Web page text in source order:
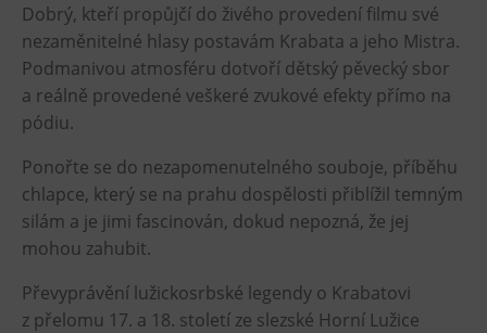
Fajna Dilna
FUTUREUM
Prohlídky
Hornické muzeum
Občerstvení
Kavárna Velký Svět techniky
Dobrý, kteří propůjčí do živého provedení filmu své
nezaměnitelné hlasy postavám Krabata a jeho Mistra.
Podmanivou atmosféru dotvoří dětský pěvecký sbor
a reálně provedené veškeré zvukové efekty přímo na
pódiu.
Ponořte se do nezapomenutelného souboje, příběhu
chlapce, který se na prahu dospělosti přiblížil temným
silám a je jimi fascinován, dokud nepozná, že jej
mohou zahubit.
Převyprávění lužickosrbské legendy o Krabatovi
z přelomu 17. a 18. století ze slezské Horní Lužice